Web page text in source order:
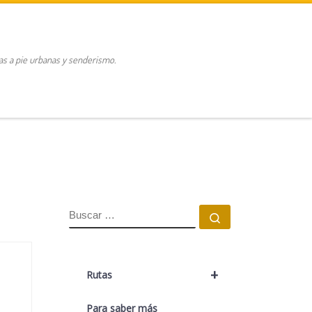
a pie urbanas y senderismo.
BUSCAR
+
Rutas
Para saber más